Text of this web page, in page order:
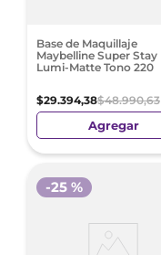
Base de Maquillaje
Maybelline Super Stay
Lumi-Matte Tono 220
$29.394,38$48.990,63
Agregar
-25 %